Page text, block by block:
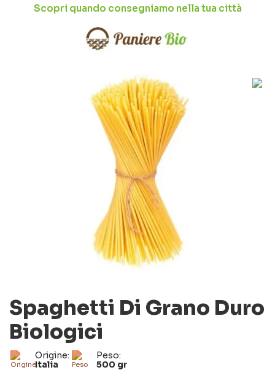
Scopri quando consegniamo nella tua città
Spaghetti Di Grano Duro
Biologici
Origine:
Italia
Peso:
500 gr